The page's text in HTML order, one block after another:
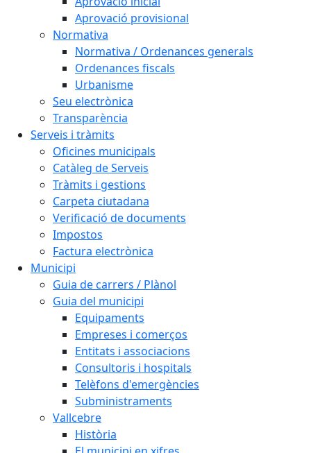
Aprovació provisional
Normativa
Normativa / Ordenances generals
Ordenances fiscals
Urbanisme
Seu electrònica
Transparència
Serveis i tràmits
Oficines municipals
Catàleg de Serveis
Tràmits i gestions
Carpeta ciutadana
Verificació de documents
Impostos
Factura electrònica
Municipi
Guia de carrers / Plànol
Guia del municipi
Equipaments
Empreses i comerços
Entitats i associacions
Consultoris i hospitals
Telèfons d'emergències
Subministraments
Vallcebre
Història